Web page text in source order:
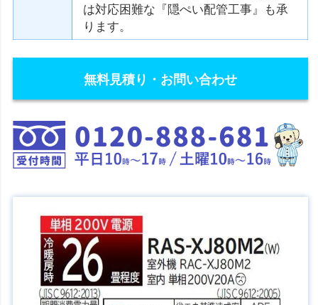
は対応困難な『隠ぺい配管工事』も承
ります。
無料見積り・お問い合わせ